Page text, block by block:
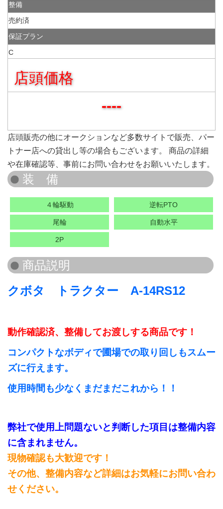
整備
売約済
保証プラン
C
店頭価格
----
店頭販売の他にオークションなど多数サイトで販売、パー
トナー店への貸出し等の場合もございます。 商品の詳細
や在庫確認等、事前にお問い合わせをお願いいたします。
４輪駆動 逆転PTO
尾輪 自動水平
2P
クボタ トラクター A-14RS12
動作確認済、整備してお渡しする商品です！
コンパクトなボディで圃場での取り回しもスムー
ズに行えます。
使用時間も少なくまだまだこれから！！
弊社で使用上問題ないと判断した項目は整備内容
に含まれません。
現物確認も大歓迎です！
その他、整備内容など詳細はお気軽にお問い合わ
せください。